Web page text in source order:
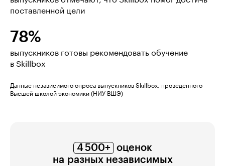
поставленной цели
78%
выпускников готовы рекомендовать обучение
в Skillbox
Данные независимого опроса выпускников Skillbox, проведённого
Высшей школой экономики (НИУ ВШЭ)
4 500+ оценок
на разных независимых